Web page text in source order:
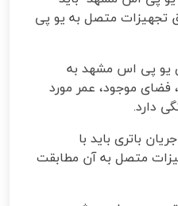
تجهیزات متصل به یو پی
یو پی اس مشهد به
فضای موجود، عمر مورد
دارد.
باتری باید با
متصل به آن مطابقت